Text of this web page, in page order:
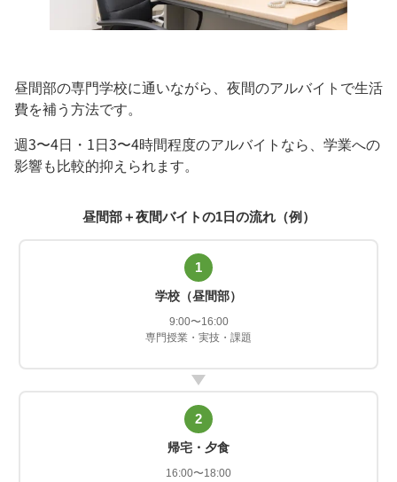
昼間部の専門学校に通いながら、夜間のアルバイトで生活
費を補う方法です。
週3〜4日・1日3〜4時間程度のアルバイトなら、学業への
影響も比較的抑えられます。
昼間部＋夜間バイトの1日の流れ（例）
1
学校（昼間部）
9:00〜16:00
専門授業・実技・課題
2
帰宅・夕食
16:00〜18:00